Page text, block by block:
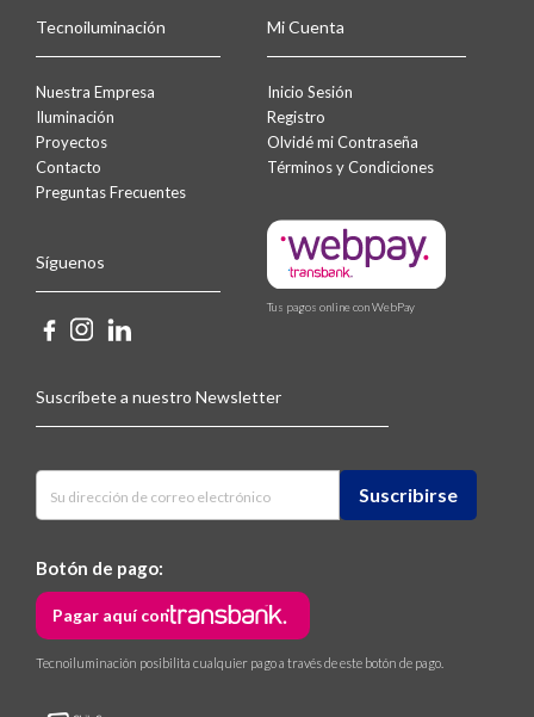
Tecnoiluminación
Nuestra Empresa
Iluminación
Proyectos
Contacto
Preguntas Frecuentes
Síguenos
Mi Cuenta
Inicio Sesión
Registro
Olvidé mi Contraseña
Términos y Condiciones
Tus pagos online con WebPay
Suscríbete a nuestro Newsletter
Botón de pago:
Pagar aquí con
Tecnoiluminación posibilita cualquier pago a través de este botón de pago.